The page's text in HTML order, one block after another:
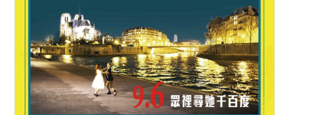
影城活動
中獎名單
合作夥伴